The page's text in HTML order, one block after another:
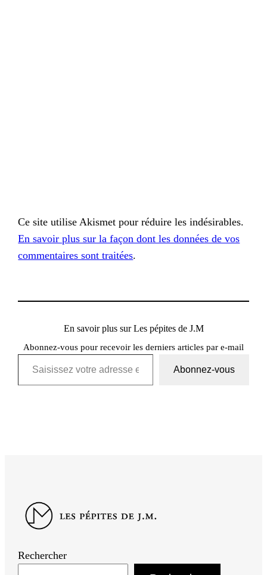
Ce site utilise Akismet pour réduire les indésirables.
En savoir plus sur la façon dont les données de vos
commentaires sont traitées.
En savoir plus sur Les pépites de J.M
Abonnez-vous pour recevoir les derniers articles par e-mail
Saisissez votre adresse e-mail…
Abonnez-vous
Rechercher